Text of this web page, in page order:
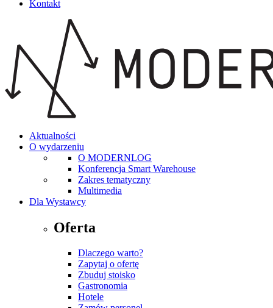
Kontakt
Aktualności
O wydarzeniu
O MODERNLOG
Konferencja Smart Warehouse
Zakres tematyczny
Multimedia
Dla Wystawcy
Oferta
Dlaczego warto?
Zapytaj o ofertę
Zbuduj stoisko
Gastronomia
Hotele